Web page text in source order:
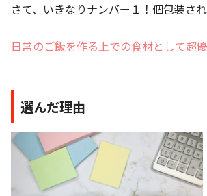
さて、いきなりナンバー１！個包装され
日常のご飯を作る上での食材として超
選んだ理由